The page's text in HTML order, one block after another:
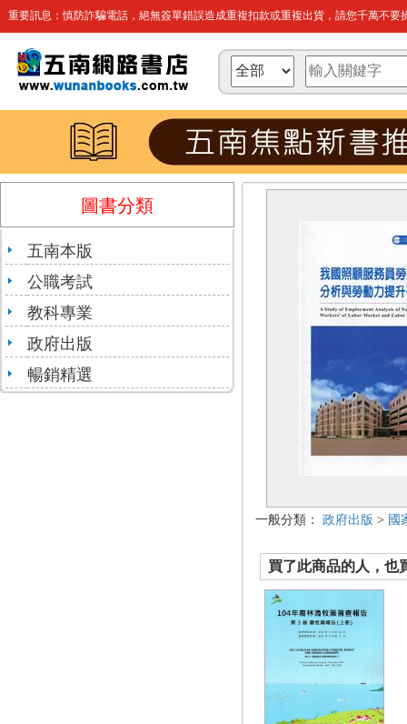
重要訊息：慎防詐騙電話，絕無簽單錯誤造成重複扣款或重複出貨，請您千萬不要
圖書分類
五南本版
公職考試
教科專業
政府出版
暢銷精選
一般分類： 政府出版 > 國
買了此商品的人，也